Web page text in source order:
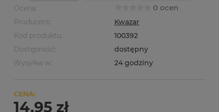
Ocena: 0 ocen
Producent:
Kwazar
Kod produktu:
100392
Dostępność:
dostępny
Wysyłka w:
24 godziny
CENA:
14,95 zł